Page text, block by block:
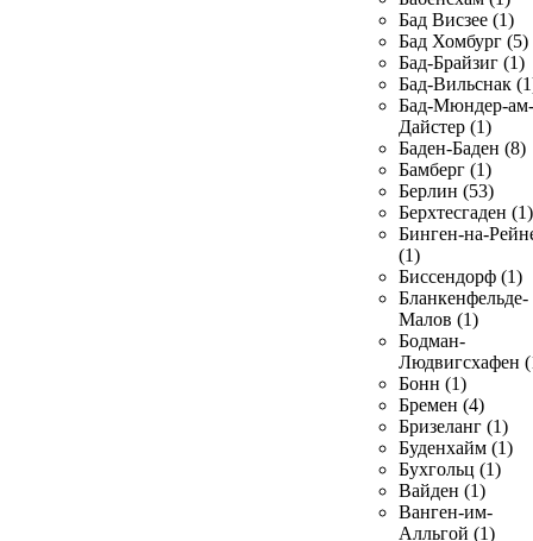
Бад Висзее (1)
Бад Хомбург (5)
Бад-Брайзиг (1)
Бад-Вильснак
Бад-Мюндер-ам-
Дайстер (1)
Баден-Баден (8)
Бамберг (1)
Берлин (53)
Берхтесгаден (1)
Бинген-на-
(1)
Биссендорф (1)
Бланкенфельде-
Малов (1)
Бодман-
Людвигсхафен
Бонн (1)
Бремен (4)
Бризеланг (1)
Буденхайм (1)
Бухгольц (1)
Вайден (1)
Ванген-им-
Алльгой (1)